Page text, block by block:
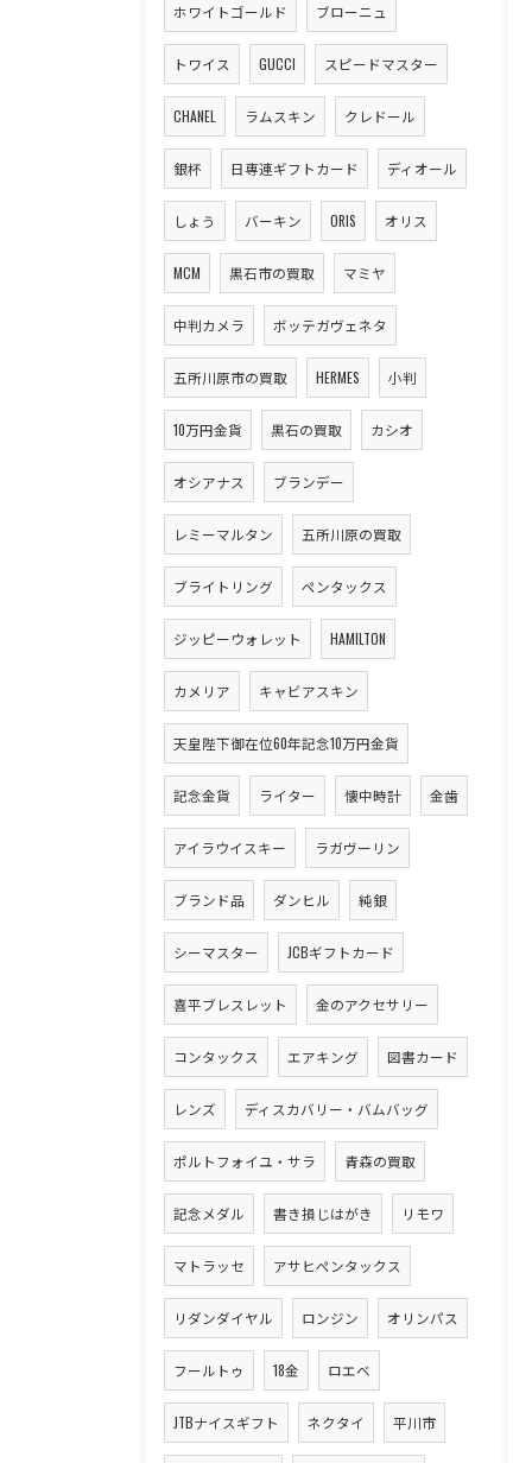
ホワイトゴールド ブローニュ
トワイス GUCCI スピードマスター
CHANEL ラムスキン クレドール
銀杯 日専連ギフトカード ディオール
しょう バーキン ORIS オリス
MCM 黒石市の買取 マミヤ
中判カメラ ボッテガヴェネタ
五所川原市の買取 HERMES 小判
10万円金貨 黒石の買取 カシオ
オシアナス ブランデー
レミーマルタン 五所川原の買取
ブライトリング ペンタックス
ジッピーウォレット HAMILTON
カメリア キャビアスキン
天皇陛下御在位60年記念10万円金貨
記念金貨 ライター 懐中時計 金歯
アイラウイスキー ラガヴーリン
ブランド品 ダンヒル 純銀
シーマスター JCBギフトカード
喜平ブレスレット 金のアクセサリー
コンタックス エアキング 図書カード
レンズ ディスカバリー・バムバッグ
ポルトフォイユ・サラ 青森の買取
記念メダル 書き損じはがき リモワ
マトラッセ アサヒペンタックス
リダンダイヤル ロンジン オリンパス
フールトゥ 18金 ロエベ
JTBナイスギフト ネクタイ 平川市